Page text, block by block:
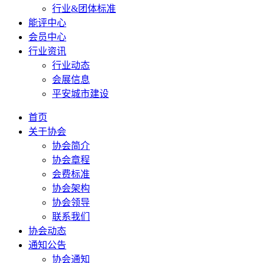
行业&团体标准
能评中心
会员中心
行业资讯
行业动态
会展信息
平安城市建设
首页
关于协会
协会简介
协会章程
会费标准
协会架构
协会领导
联系我们
协会动态
通知公告
协会通知